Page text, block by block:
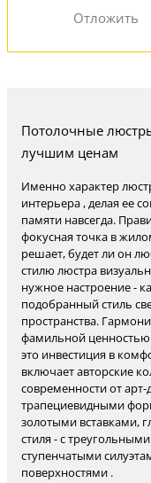
Потолочные
лучшим ценам
Именно характер
интерьера , делая ее
памяти навсегда.
фокусная точка в
решает, будет ли он
стилю люстра
нужное настроение -
подобранный стиль
пространства.
фамильной ценностью
это инвестиция в
включает авторские
современности от
трапециевидными
золотыми вставками,
стиля - с
ступенчатыми
поверхностями .